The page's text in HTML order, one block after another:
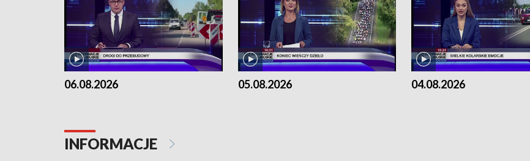
06.08.2026 05.08.2026 04.08.2026
INFORMACJE